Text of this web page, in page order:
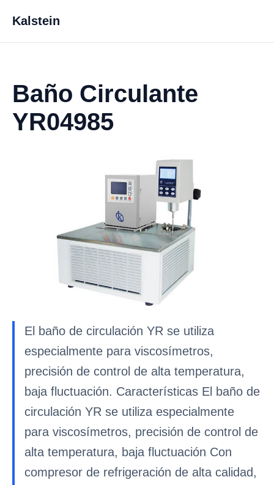
Kalstein
Baño Circulante
YR04985
El baño de circulación YR se utiliza
especialmente para viscosímetros,
precisión de control de alta temperatura,
baja fluctuación. Características El baño de
circulación YR se utiliza especialmente
para viscosímetros, precisión de control de
alta temperatura, baja fluctuación Con
compresor de refrigeración de alta calidad,